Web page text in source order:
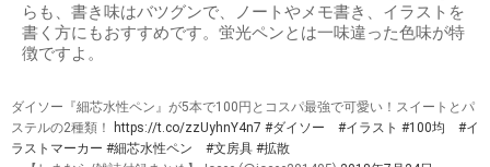
らも、書き味はバツグンで、ノートやメモ書き、イラストを
書く方にもおすすめです。蛍光ペンとは一味違った色味が特
徴ですよ。
ダイソー『細芯水性ペン』が5本で100円とコスパ最強で可愛い！スイートとパ
ステルの2種類！
https://t.co/zzUyhnY4n7 #ダイソー #イラスト #100均
#イ
ラストマーカー #細芯水性ペン #文房具 #拡散